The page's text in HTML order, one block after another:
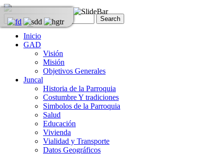
Inicio
GAD
Visión
Misión
Objetivos Generales
Juncal
Historia de la Parroquia
Costumbre Y tradiciones
Simbolos de la Parroquia
Salud
Educación
Vivienda
Vialidad y Transporte
Datos Geográficos